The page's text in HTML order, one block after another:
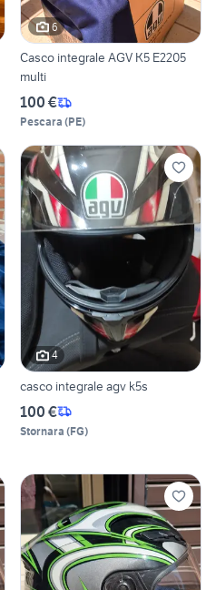
6
Casco integrale AGV K5 E2205
multi
100 €
Pescara (PE)
4
casco integrale agv k5s
100 €
Stornara (FG)